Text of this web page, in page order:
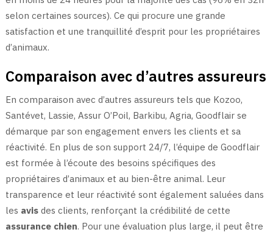
selon certaines sources). Ce qui procure une grande
satisfaction et une tranquillité d’esprit pour les propriétaires
d’animaux.
Comparaison avec d’autres assureurs
En comparaison avec d’autres assureurs tels que Kozoo,
Santévet, Lassie, Assur O’Poil, Barkibu, Agria, Goodflair se
démarque par son engagement envers les clients et sa
réactivité. En plus de son support 24/7, l’équipe de Goodflair
est formée à l’écoute des besoins spécifiques des
propriétaires d’animaux et au bien-être animal. Leur
transparence et leur réactivité sont également saluées dans
les avisdes clients, renforçant la crédibilité de cette
assurance chien. Pour une évaluation plus large, il peut être